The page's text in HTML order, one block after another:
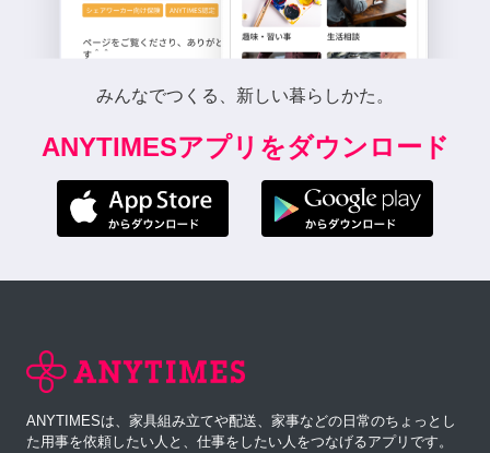
みんなでつくる、新しい暮らしかた。
ANYTIMESアプリをダウンロード
ANYTIMESは、家具組み立てや配送、家事などの日常のちょっとし
た用事を依頼したい人と、仕事をしたい人をつなげるアプリです。